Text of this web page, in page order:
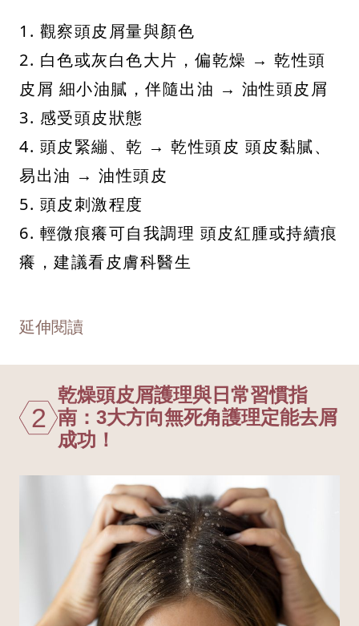
1. 觀察頭皮屑量與顏色
2. 白色或灰白色大片，偏乾燥 → 乾性頭
皮屑 細小油膩，伴隨出油 → 油性頭皮屑
3. 感受頭皮狀態
4. 頭皮緊繃、乾 → 乾性頭皮 頭皮黏膩、
易出油 → 油性頭皮
5. 頭皮刺激程度
6. 輕微痕癢可自我調理 頭皮紅腫或持續痕
癢，建議看皮膚科醫生
延伸閱讀
2
乾燥頭皮屑護理與日常習慣指
南：3大方向無死角護理定能去屑
成功！